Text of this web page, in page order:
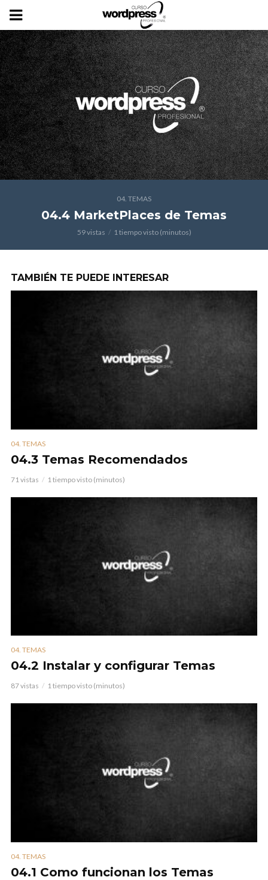
04. TEMAS
04.4 MarketPlaces de Temas
59 vistas 1 tiempo visto (minutos)
TAMBIÉN TE PUEDE INTERESAR
04. TEMAS
04.3 Temas Recomendados
71 vistas 1 tiempo visto (minutos)
04. TEMAS
04.2 Instalar y configurar Temas
87 vistas 1 tiempo visto (minutos)
04. TEMAS
04.1 Como funcionan los Temas